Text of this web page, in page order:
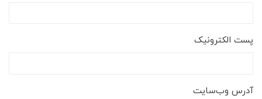
پست الکترونیک
آدرس وب‌سایت